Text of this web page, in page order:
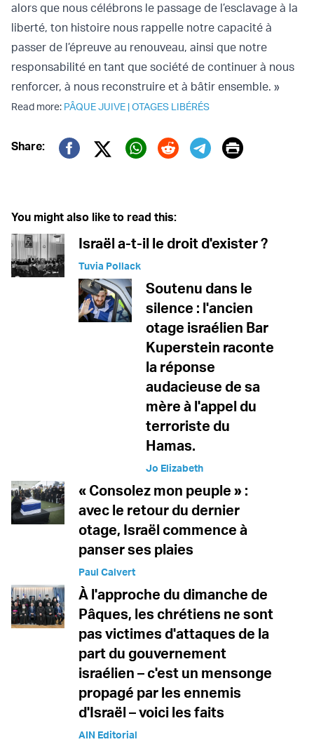
alors que nous célébrons le passage de l’esclavage à la
liberté, ton histoire nous rappelle notre capacité à
passer de l’épreuve au renouveau, ainsi que notre
responsabilité en tant que société de continuer à nous
renforcer, à nous reconstruire et à bâtir ensemble. »
Read more: PÂQUE JUIVE |OTAGES LIBÉRÉS
Share:
Twitter (X)
Print
You might also like to read this:
Israël a-t-il le droit d'exister ?
Tuvia Pollack
Soutenu dans le
silence : l'ancien
otage israélien Bar
Kuperstein raconte
la réponse
audacieuse de sa
mère à l'appel du
terroriste du
Hamas.
Jo Elizabeth
« Consolez mon peuple » :
avec le retour du dernier
otage, Israël commence à
panser ses plaies
Paul Calvert
À l'approche du dimanche de
Pâques, les chrétiens ne sont
pas victimes d'attaques de la
part du gouvernement
israélien – c'est un mensonge
propagé par les ennemis
d'Israël – voici les faits
AIN Editorial